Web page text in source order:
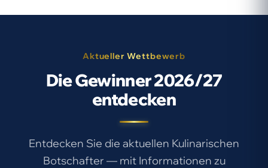
Aktueller Wettbewerb
Die Gewinner 2026/27
entdecken
Entdecken Sie die aktuellen Kulinarischen
Botschafter — mit Informationen zu